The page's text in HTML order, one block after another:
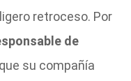
retroceso. Por
de
su compañía